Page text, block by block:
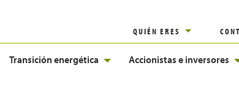
QUIÉN ERES
Transición energética Accionistas e inversores